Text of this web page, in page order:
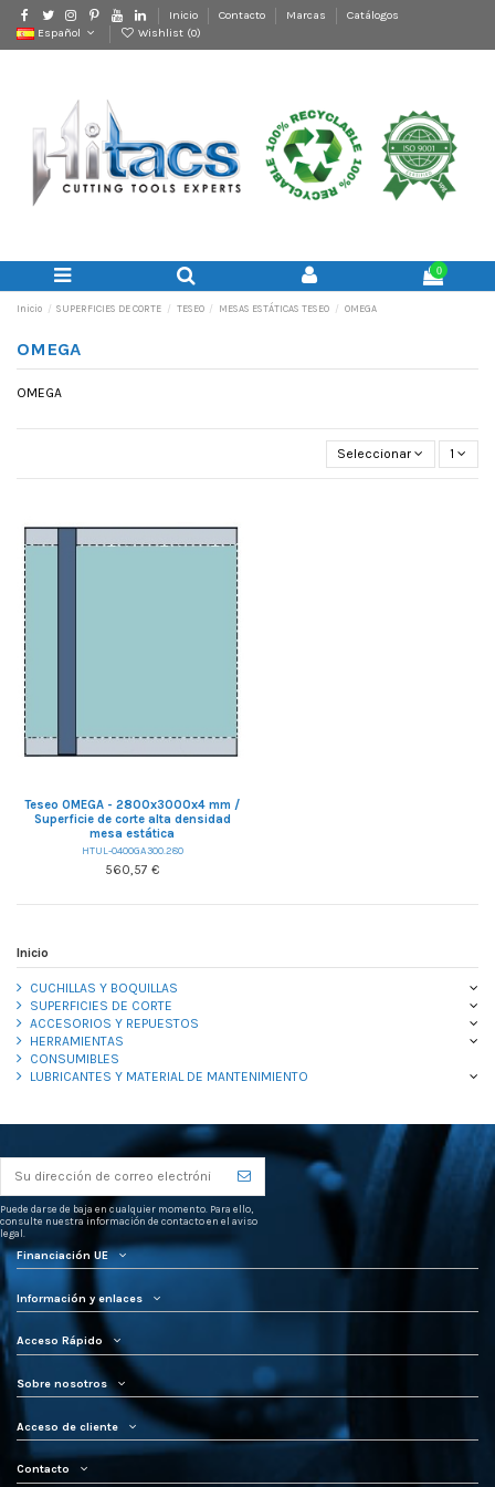
Inicio Contacto Marcas
Catálogos
Español
Wishlist (0)
0
Inicio SUPERFICIES DE CORTE TESEO MESAS ESTÁTICAS TESEO OMEGA
OMEGA
OMEGA
Seleccionar 1
Teseo OMEGA - 2800x3000x4 mm /
Superficie de corte alta densidad
mesa estática
HTUL-040OGA300.280
560,57 €
Inicio
CUCHILLAS Y BOQUILLAS
SUPERFICIES DE CORTE
ACCESORIOS Y REPUESTOS
HERRAMIENTAS
CONSUMIBLES
LUBRICANTES Y MATERIAL DE MANTENIMIENTO
Puede darse de baja en cualquier momento. Para ello,
consulte nuestra información de contacto en el aviso
legal.
Financiación UE
Información y enlaces
Acceso Rápido
Sobre nosotros
Acceso de cliente
Contacto